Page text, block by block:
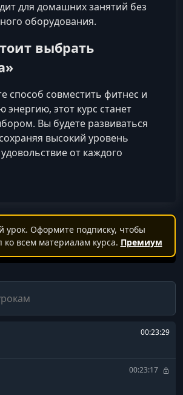
для домашних занятий без
оборудования.
выбрать
способ совместить фитнес и
энергию, этот курс станет
Вы будете развиваться
высокий уровень
от каждого
урок. Оформите подписку, чтобы
ко всем материалам курса. Премиум
00:23:29
00:23:17